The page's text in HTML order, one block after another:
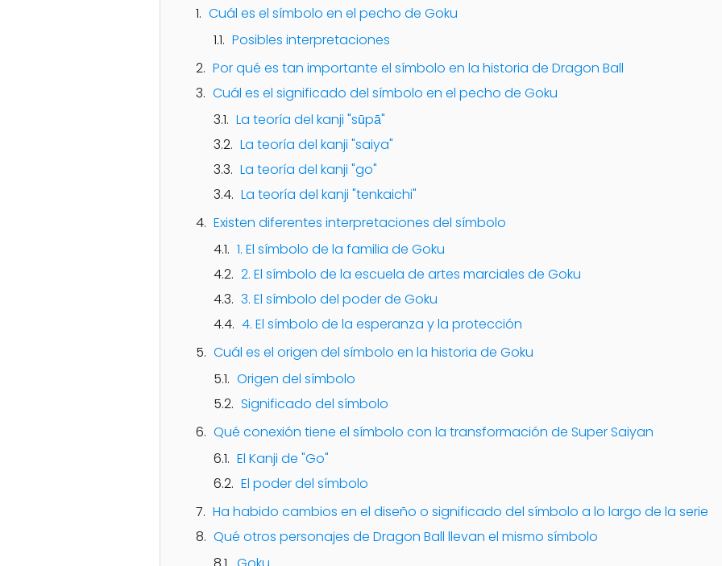
Cuál es el símbolo en el pecho de Goku
Posibles interpretaciones
Por qué es tan importante el símbolo en la historia de Dragon Ball
Cuál es el significado del símbolo en el pecho de Goku
La teoría del kanji "sūpā"
La teoría del kanji "saiya"
La teoría del kanji "go"
La teoría del kanji "tenkaichi"
Existen diferentes interpretaciones del símbolo
1. El símbolo de la familia de Goku
2. El símbolo de la escuela de artes marciales de Goku
3. El símbolo del poder de Goku
4. El símbolo de la esperanza y la protección
Cuál es el origen del símbolo en la historia de Goku
Origen del símbolo
Significado del símbolo
Qué conexión tiene el símbolo con la transformación de Super Saiyan
El Kanji de "Go"
El poder del símbolo
Ha habido cambios en el diseño o significado del símbolo a lo largo de la serie
Qué otros personajes de Dragon Ball llevan el mismo símbolo